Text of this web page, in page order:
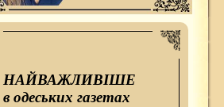
НАЙВАЖЛИВІШЕ
в одеських газетах